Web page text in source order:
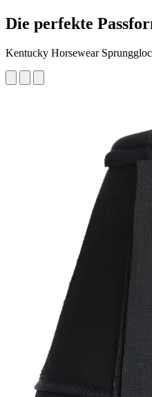
Die perfekte
Kentucky Horsewear